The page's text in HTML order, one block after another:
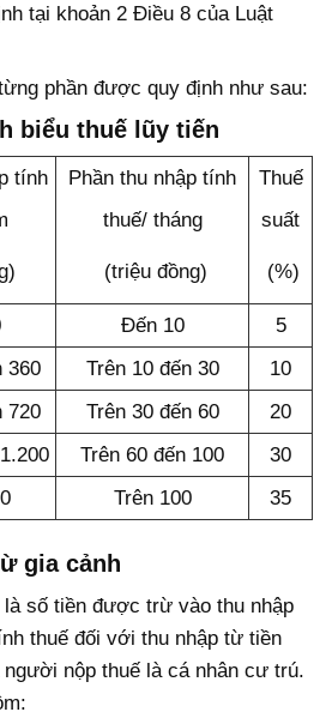
tại khoản 2 Điều 8 của Luật
phần được quy định như sau:
biểu thuế lũy tiến
tính
Phần thu nhập tính
thuế/ tháng
(triệu đồng)
Thuế
suất
(%)
Đến 10
5
360 Trên 10 đến 30
10
720 Trên 30 đến 60
20
Trên 60 đến 100
30
Trên 100 35
gia cảnh
số tiền được trừ vào thu nhập
thuế đối với thu nhập từ tiền
nộp thuế là cá nhân cư trú.